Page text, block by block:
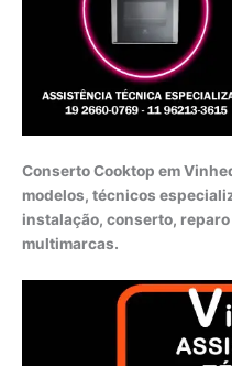
Conserto Cooktop em
modelos, técnicos
instalação, conserto, reparo
multimarcas.